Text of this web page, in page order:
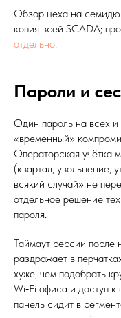
Обзор цеха на
копия всей SCADA;
отдельно.
Пароли и
Один пароль на всех
«временный»
Операторская учётка
(квартал, увольнение,
всякий случай» не
отдельное решение
пароля.
Таймаут сессии после
раздражает в
хуже, чем подобрать
Wi‑Fi офиса и доступ
панель сидит в